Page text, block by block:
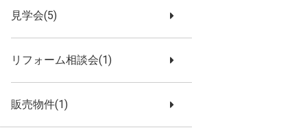
見学会(5)
リフォーム相談会(1)
販売物件(1)